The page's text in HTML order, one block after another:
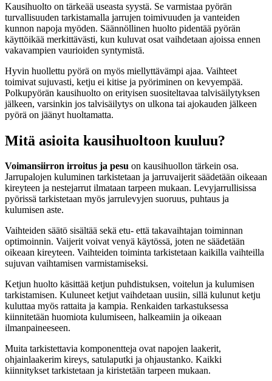
Kausihuolto on tärkeää useasta syystä. Se varmistaa pyörän
turvallisuuden tarkistamalla jarrujen toimivuuden ja vanteiden
kunnon napoja myöden. Säännöllinen huolto pidentää pyörän
käyttöikää merkittävästi, kun kuluvat osat vaihdetaan ajoissa ennen
vakavampien vaurioiden syntymistä.
Hyvin huollettu pyörä on myös miellyttävämpi ajaa. Vaihteet
toimivat sujuvasti, ketju ei kitise ja pyöriminen on kevyempää.
Polkupyörän kausihuolto on erityisen suositeltavaa talvisäilytyksen
jälkeen, varsinkin jos talvisäilytys on ulkona tai ajokauden jälkeen
pyörä on jäänyt huoltamatta.
Mitä asioita kausihuoltoon kuuluu?
Voimansiirron irroitus ja pesu on kausihuollon tärkein osa.
Jarrupalojen kuluminen tarkistetaan ja jarruvaijerit säädetään oikeaan
kireyteen ja nestejarrut ilmataan tarpeen mukaan. Levyjarrullisissa
pyörissä tarkistetaan myös jarrulevyjen suoruus, puhtaus ja
kulumisen aste.
Vaihteiden säätö sisältää sekä etu- että takavaihtajan toiminnan
optimoinnin. Vaijerit voivat venyä käytössä, joten ne säädetään
oikeaan kireyteen. Vaihteiden toiminta tarkistetaan kaikilla vaihteilla
sujuvan vaihtamisen varmistamiseksi.
Ketjun huolto käsittää ketjun puhdistuksen, voitelun ja kulumisen
tarkistamisen. Kuluneet ketjut vaihdetaan uusiin, sillä kulunut ketju
kuluttaa myös rattaita ja kampia. Renkaiden tarkastuksessa
kiinnitetään huomiota kulumiseen, halkeamiin ja oikeaan
ilmanpaineeseen.
Muita tarkistettavia komponentteja ovat napojen laakerit,
ohjainlaakerim kireys, satulaputki ja ohjaustanko. Kaikki
kiinnitykset tarkistetaan ja kiristetään tarpeen mukaan.